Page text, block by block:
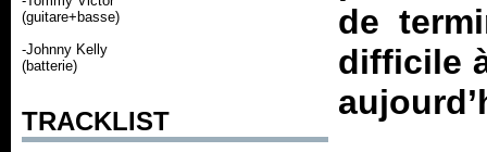
(guitare+basse)
-Johnny Kelly
(batterie)
TRACKLIST
de
difficile